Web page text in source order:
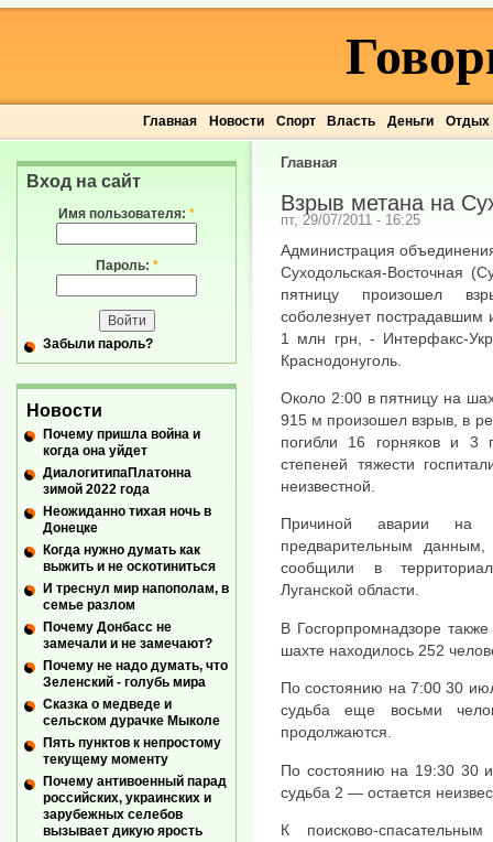
Главная Новости Спорт Власть Деньги Отдых
Главная
Взрыв метана на
пт, 29/07/2011 - 16:25
Администрация
Суходольская-Восточная
пятницу произошел
соболезнует пострадавшим
1 млн грн, - Интерфакс-
Краснодонуголь.
Около 2:00 в пятницу на
915 м произошел взрыв, в
погибли 16 горняков и 3
степеней тяжести
неизвестной.
Причиной аварии на
предварительным
сообщили в
Луганской области.
В Госгорпромнадзоре
шахте находилось 252
По состоянию на 7:00 30
судьба еще восьми
продолжаются.
По состоянию на 19:30 30
судьба 2 — остается
К поисково-
Вход на сайт
Имя пользователя: *
Пароль: *
Забыли пароль?
Новости
Почему пришла война и
когда она уйдет
ДиалогитипаПлатонна
зимой 2022 года
Неожиданно тихая ночь в
Донецке
Когда нужно думать как
выжить и не оскотиниться
И треснул мир напополам, в
семье разлом
Почему Донбасс не
замечали и не замечают?
Почему не надо думать, что
Зеленский - голубь мира
Сказка о медведе и
сельском дурачке Мыколе
Пять пунктов к непростому
текущему моменту
Почему антивоенный парад
российских, украинских и
зарубежных селебов
вызывает дикую ярость